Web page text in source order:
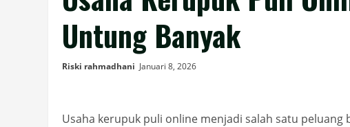
Untung Banyak
Riski rahmadhani Januari 8, 2026
Usaha kerupuk puli online menjadi salah satu